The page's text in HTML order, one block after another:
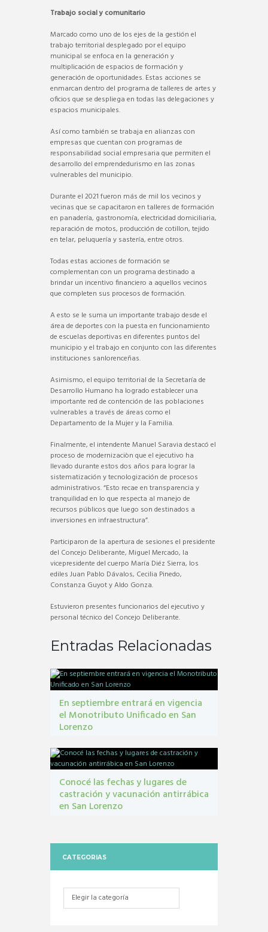
Trabajo social y comunitario
Marcado como uno de los ejes de la gestión el
trabajo territorial desplegado por el equipo
municipal se enfoca en la generación y
multiplicación de espacios de formación y
generación de oportunidades. Estas acciones se
enmarcan dentro del programa de talleres de artes y
oficios que se despliega en todas las delegaciones y
espacios municipales.
Así como también se trabaja en alianzas con
empresas que cuentan con programas de
responsabilidad social empresaria que permiten el
desarrollo del emprendedurismo en las zonas
vulnerables del municipio.
Durante el 2021 fueron más de mil los vecinos y
vecinas que se capacitaron en talleres de formación
en panadería, gastronomía, electricidad domiciliaria,
reparación de motos, producción de cotillon, tejido
en telar, peluquería y sastería, entre otros.
Todas estas acciones de formación se
complementan con un programa destinado a
brindar un incentivo financiero a aquellos vecinos
que completen sus procesos de formación.
A esto se le suma un importante trabajo desde el
área de deportes con la puesta en funcionamiento
de escuelas deportivas en diferentes puntos del
municipio y el trabajo en conjunto con las diferentes
instituciones sanlorenceñas.
Asimismo, el equipo territorial de la Secretaría de
Desarrollo Humano ha logrado establecer una
importante red de contención de las poblaciones
vulnerables a través de áreas como el
Departamento de la Mujer y la Familia.
Finalmente, el intendente Manuel Saravia destacó el
proceso de modernizaciòn que el ejecutivo ha
llevado durante estos dos años para lograr la
sistematización y tecnologización de procesos
administrativos. “Esto recae en transparencia y
tranquilidad en lo que respecta al manejo de
recursos públicos que luego son destinados a
inversiones en infraestructura”.
Participaron de la apertura de sesiones el presidente
del Concejo Deliberante, Miguel Mercado, la
vicepresidente del cuerpo María Diéz Sierra, los
ediles Juan Pablo Dávalos, Cecilia Pinedo,
Constanza Guyot y Aldo Gonza.
Estuvieron presentes funcionarios del ejecutivo y
personal técnico del Concejo Deliberante.
Entradas Relacionadas
En septiembre entrará en vigencia
el Monotributo Unificado en San
Lorenzo
Unificado
Conocé las fechas y lugares de
castración y vacunación antirrábica
en San Lorenzo
CATEGORIAS
Categorias